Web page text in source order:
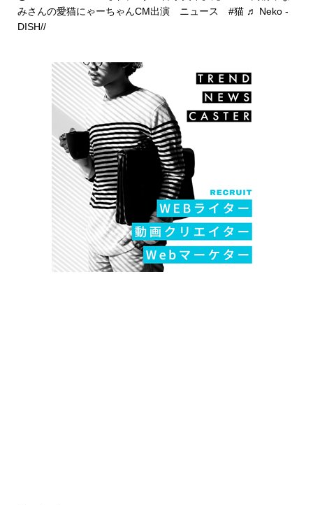
みさんの愛猫にゃーちゃんCM出演 ニュース #猫 ♬ Neko -
DISH//